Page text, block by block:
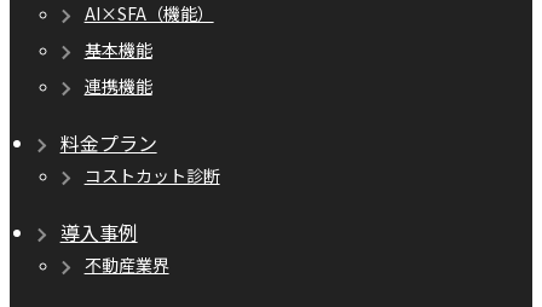
AI×SFA（機能）
基本機能
連携機能
料金プラン
コストカット診断
導入事例
不動産業界